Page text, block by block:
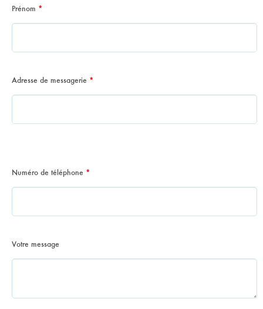
Prénom *
Adresse de messagerie *
Numéro de téléphone *
Votre message